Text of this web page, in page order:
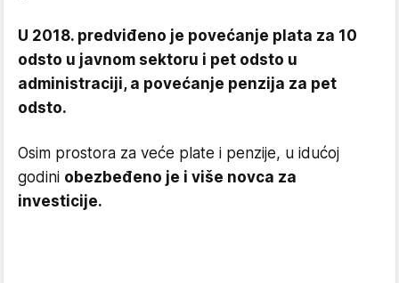
U 2018. predviđeno je povećanje plata za 10
odsto u javnom sektoru i pet odsto u
administraciji, a povećanje penzija za pet
odsto.
Osim prostora za veće plate i penzije, u idućoj
godini obezbeđeno je i više novca za
investicije.